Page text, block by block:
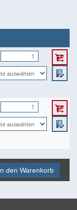
den Warenkorb